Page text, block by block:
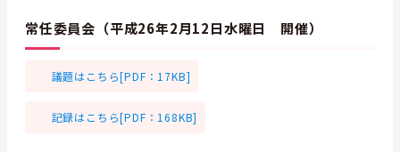
常任委員会（平成26年2月12日水曜日 開催）
議題はこちら[PDF：17KB]
記録はこちら[PDF：168KB]